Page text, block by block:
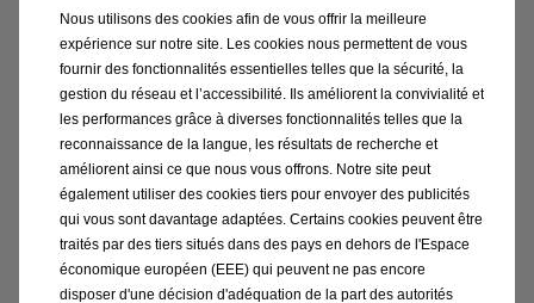
Nous utilisons des cookies afin de vous offrir la meilleure
expérience sur notre site. Les cookies nous permettent de vous
fournir des fonctionnalités essentielles telles que la sécurité, la
gestion du réseau et l’accessibilité. Ils améliorent la convivialité et
les performances grâce à diverses fonctionnalités telles que la
reconnaissance de la langue, les résultats de recherche et
améliorent ainsi ce que nous vous offrons. Notre site peut
également utiliser des cookies tiers pour envoyer des publicités
qui vous sont davantage adaptées. Certains cookies peuvent être
traités par des tiers situés dans des pays en dehors de l'Espace
économique européen (EEE) qui peuvent ne pas encore
disposer d'une décision d'adéquation de la part des autorités